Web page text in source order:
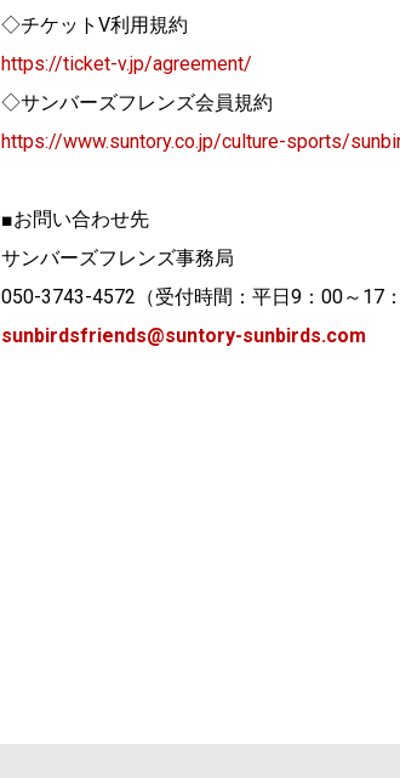
◇チケットV利用規約
https://ticket-v.jp/agreement/
◇サンバーズフレンズ会員規約
https://www.suntory.co.jp/culture-sports/
■お問い合わせ先
サンバーズフレンズ事務局
050-3743-4572（受付時間：平日9：00～17：
sunbirdsfriends@suntory-sunbirds.com